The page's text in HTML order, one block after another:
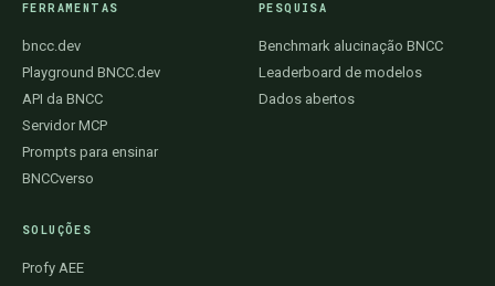
FERRAMENTAS
bncc.dev
Playground BNCC.dev
API da BNCC
Servidor MCP
Prompts para ensinar
BNCCverso
PESQUISA
Benchmark alucinação BNCC
Leaderboard de modelos
Dados abertos
SOLUÇÕES
Profy AEE